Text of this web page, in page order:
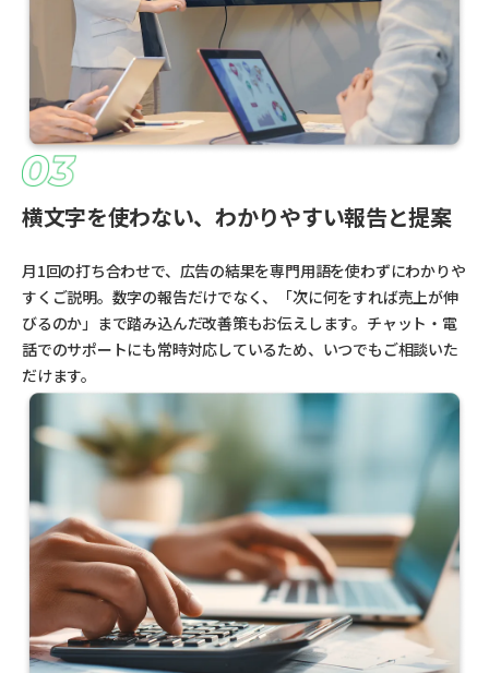
横文字を使わない、わかりやすい報告と提案
月1回の打ち合わせで、広告の結果を専門用語を使わずにわかりや
すくご説明。数字の報告だけでなく、「次に何をすれば売上が伸
びるのか」まで踏み込んだ改善策もお伝えします。チャット・電
話でのサポートにも常時対応しているため、いつでもご相談いた
だけます。